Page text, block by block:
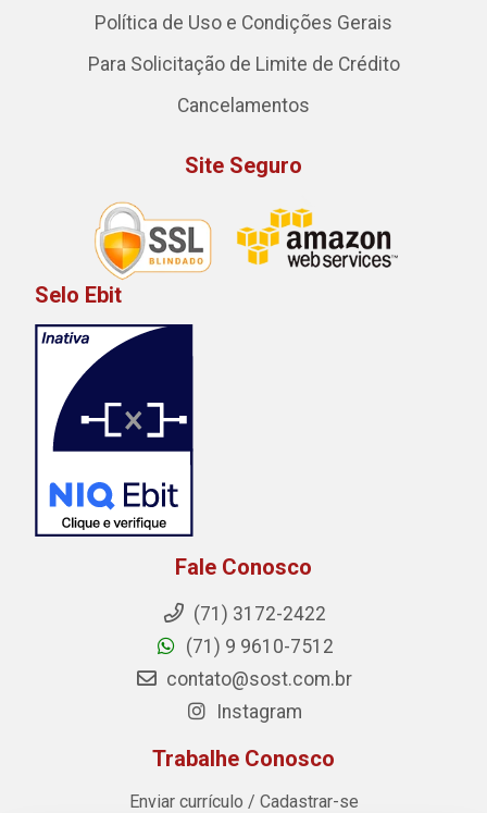
Política de Uso e Condições Gerais
Para Solicitação de Limite de Crédito
Cancelamentos
Site Seguro
Selo Ebit
Fale Conosco
(71) 3172-2422
(71) 9 9610-7512
contato@sost.com.br
Instagram
Trabalhe Conosco
Enviar currículo / Cadastrar-se